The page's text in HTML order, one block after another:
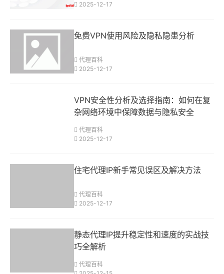
2025-12-17
免费VPN使用风险及隐私隐患分析
代理百科
2025-12-17
VPN安全性分析及选择指南：如何在复
杂网络环境中保障数据与隐私安全
代理百科
2025-12-17
住宅代理IP新手常见误区及解决方法
代理百科
2025-12-17
静态代理IP提升稳定性和速度的实战技
巧全解析
代理百科